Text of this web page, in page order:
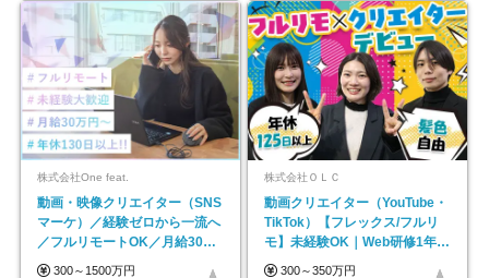
株式会社One feat.
動画・映像クリエイター（SNS
マーケ）／経験ゼロから一流へ
／フルリモートOK／月給30万
円～／年休130日以上
300～1500万円
株式会社ＯＬＣ
動画クリエイター（YouTube・
TikTok）【フレックス/フルリ
モ】未経験OK｜Web研修1年間
｜副業OK
300～350万円